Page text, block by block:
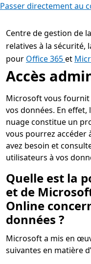
Passer directement au
Centre de gestion de
relatives à la
pour Office 365et
Accès
Microsoft vous fournit
vos données. En effet,
nuage constitue un
vous pourrez accéder
avez besoin et
utilisateurs à vos
Quelle est la
et de
Online
données ?
Microsoft a mis en
suivantes en matière